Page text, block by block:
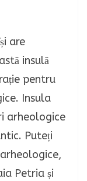
are
insulă
pentru
Insula
arheologice
Puteți
Petria și